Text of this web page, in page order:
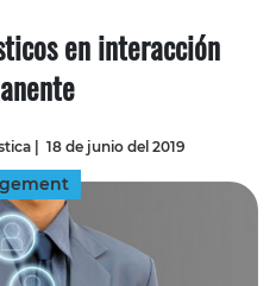
en interacción
| 18 de junio del 2019